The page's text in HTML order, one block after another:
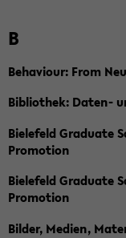
B
Behaviour: From
Bibliothek: Daten-
Bielefeld Graduate
Promotion
Bielefeld Graduate
Promotion
Bilder, Medien,